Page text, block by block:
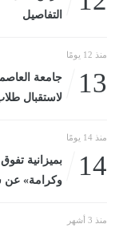
التفاصيل
منذ 12 يومًا
13
جامعة
لاستقبال طلاب
منذ 14 يومًا
14
وكرامة» عن شهر...
منذ 3 أشهر